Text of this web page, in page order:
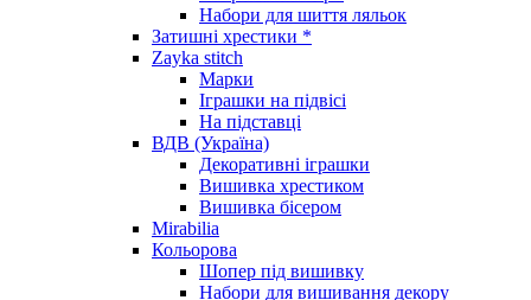
Набори для шиття ляльок
Затишні хрестики *
Zayka stitch
Марки
Іграшки на підвісі
На підставці
ВДВ (Україна)
Декоративні іграшки
Вишивка хрестиком
Вишивка бісером
Mirabilia
Кольорова
Шопер під вишивку
Набори для вишивання декору